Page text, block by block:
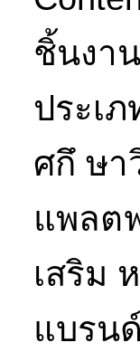
ชิ้นงา
ประเ
ศกึ ษา
แพลต
เสริม
แบรน